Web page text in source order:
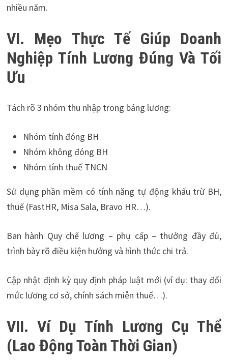
nhiều năm.
VI. Mẹo Thực Tế Giúp Doanh
Nghiệp Tính Lương Đúng Và Tối
Ưu
Tách rõ 3 nhóm thu nhập trong bảng lương:
Nhóm tính đóng BH
Nhóm không đóng BH
Nhóm tính thuế TNCN
Sử dụng phần mềm có tính năng tự động khấu trừ BH,
thuế (FastHR, Misa Sala, Bravo HR…).
Ban hành Quy chế lương – phụ cấp – thưởng đầy đủ,
trình bày rõ điều kiện hưởng và hình thức chi trả.
Cập nhật định kỳ quy định pháp luật mới (ví dụ: thay đổi
mức lương cơ sở, chính sách miễn thuế…).
VII. Ví Dụ Tính Lương Cụ Thể
(Lao Động Toàn Thời Gian)